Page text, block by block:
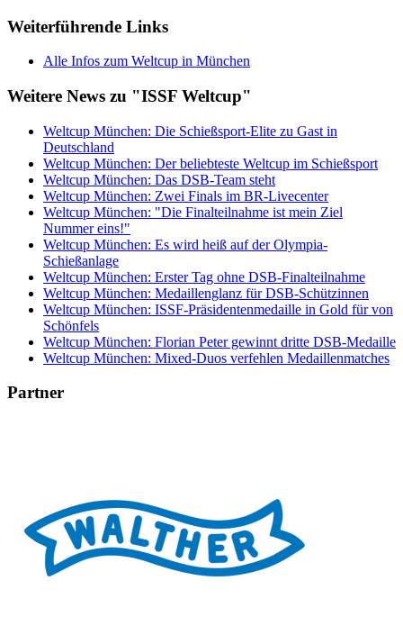
Weiterführende Links
Alle Infos zum Weltcup in München
Weitere News zu "ISSF Weltcup"
Weltcup München: Die Schießsport-Elite zu Gast in
Deutschland
Weltcup München: Der beliebteste Weltcup im Schießsport
Weltcup München: Das DSB-Team steht
Weltcup München: Zwei Finals im BR-Livecenter
Weltcup München: "Die Finalteilnahme ist mein Ziel
Nummer eins!"
Weltcup München: Es wird heiß auf der Olympia-
Schießanlage
Weltcup München: Erster Tag ohne DSB-Finalteilnahme
Weltcup München: Medaillenglanz für DSB-Schützinnen
Weltcup München: ISSF-Präsidentenmedaille in Gold für von
Schönfels
Weltcup München: Florian Peter gewinnt dritte DSB-Medaille
Weltcup München: Mixed-Duos verfehlen Medaillenmatches
Partner